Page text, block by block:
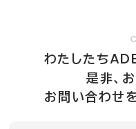
わたしたち
是非、
お問い合わせ